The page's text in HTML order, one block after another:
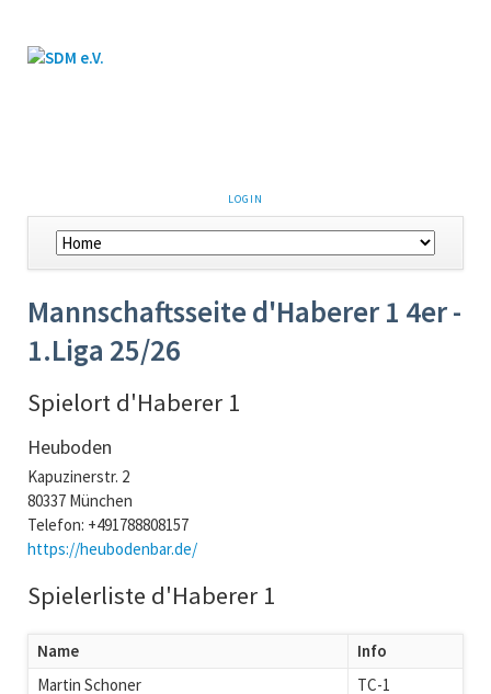
LOGIN
Mannschaftsseite d'Haberer 1 4er -
1.Liga 25/26
Spielort d'Haberer 1
Heuboden
Kapuzinerstr. 2
80337 München
Telefon: +491788808157
https://heubodenbar.de/
Spielerliste d'Haberer 1
Name
Info
Martin Schoner
TC-1